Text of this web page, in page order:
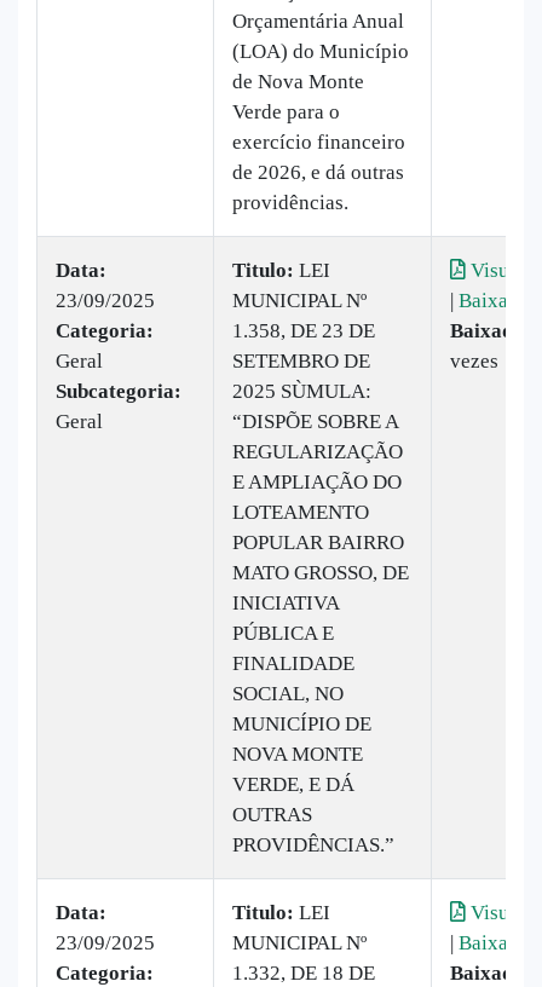
Orçamentária Anual
(LOA) do Município
de Nova Monte
Verde para o
exercício financeiro
de 2026, e dá outras
providências.
Data:
23/09/2025
Categoria:
Geral
Subcategoria:
Geral
Titulo: LEI
MUNICIPAL Nº
1.358, DE 23 DE
SETEMBRO DE
2025 SÙMULA:
“DISPÕE SOBRE A
REGULARIZAÇÃO
E AMPLIAÇÃO DO
LOTEAMENTO
POPULAR BAIRRO
MATO GROSSO, DE
INICIATIVA
PÚBLICA E
FINALIDADE
SOCIAL, NO
MUNICÍPIO DE
NOVA MONTE
VERDE, E DÁ
OUTRAS
PROVIDÊNCIAS.”
| Baixar
Baixado:
vezes
Data:
23/09/2025
Categoria:
Titulo: LEI
MUNICIPAL Nº
1.332, DE 18 DE
| Baixar
Baixado: